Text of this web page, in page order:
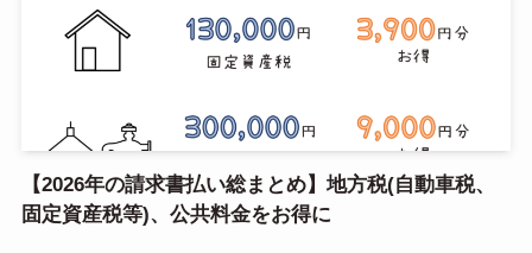
【2026年の請求書払い総まとめ】地方税(自動車税、
固定資産税等)、公共料金をお得に